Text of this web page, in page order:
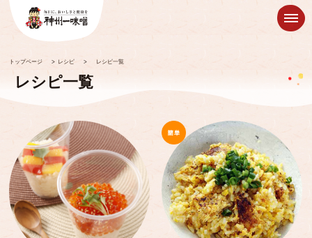
トップページ > レシピ > レシピ一覧
レシピ一覧